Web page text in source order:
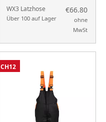
WX3 Latzhose
Über 100 auf Lager
€66.80
ohne
MwSt
CH12